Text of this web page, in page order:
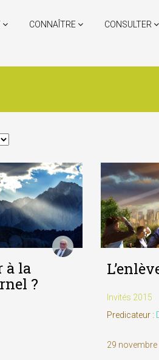
CONNAÎTRE CONSULTER
à la
?
Invités 2015
Predicateur :
29 novembre